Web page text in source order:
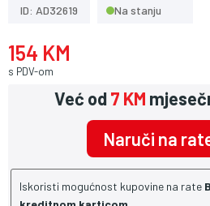
ID: AD32619 Na stanju
154 KM
s PDV-om
Već od7 KM
Naruči na
Iskoristi mogućnost kupovine na rate